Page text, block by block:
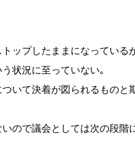
ップしたままになっている
状況に至っていない｡
いて決着が図られるものと
ので議会としては次の段階